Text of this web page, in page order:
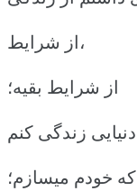
از شرایط،
از شرایط بقیه؛
که خودم میسازم؛